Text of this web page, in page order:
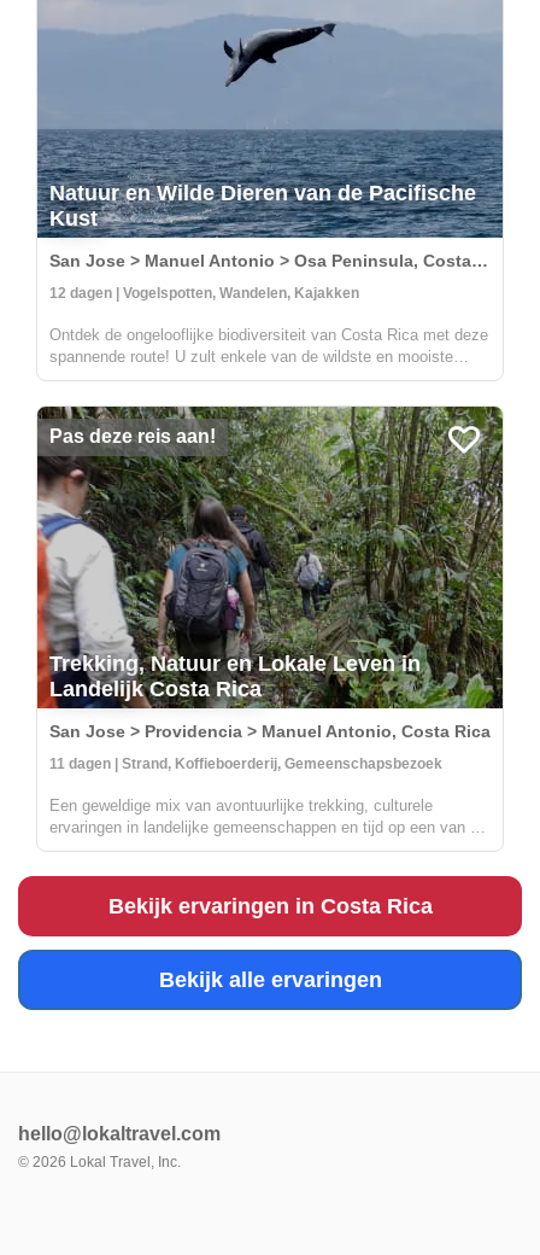
Natuur en Wilde Dieren van de Pacifische
Kust
San Jose > Manuel Antonio > Osa Peninsula, Costa Rica
12 dagen | Vogelspotten, Wandelen, Kajakken
Ontdek de ongelooflijke biodiversiteit van Costa Rica met deze
spannende route! U zult enkele van de wildste en mooiste
nationale parken van het land bezoeken, waaronder Carara,
de prachtig...
Pas deze reis aan!
Trekking, Natuur en Lokale Leven in
Landelijk Costa Rica
San Jose > Providencia > Manuel Antonio, Costa Rica
11 dagen | Strand, Koffieboerderij, Gemeenschapsbezoek
Een geweldige mix van avontuurlijke trekking, culturele
ervaringen in landelijke gemeenschappen en tijd op een van de
mooiste stranden van Costa Rica. Je leert alles over koffie,
Bekijk ervaringen in Costa Rica
Bekijk alle ervaringen
hello@lokaltravel.com
© 2026 Lokal Travel, Inc.